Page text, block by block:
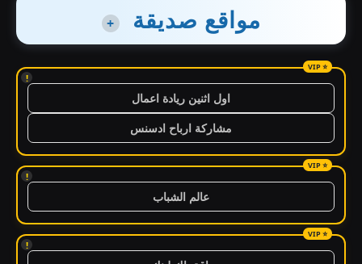
مواقع صديقة +
!
اول اثنين ريادة اعمال
مشاركة ارباح ادسنس
!
عالم الشباب
!